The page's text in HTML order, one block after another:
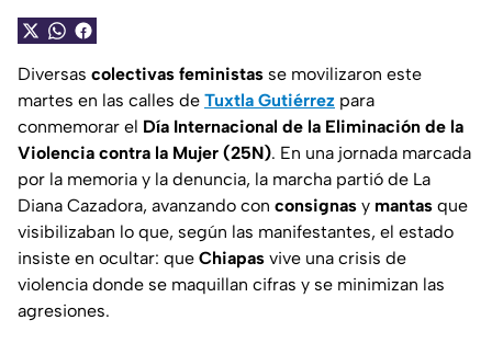
Diversas colectivas feministas se movilizaron este
martes en las calles de Tuxtla Gutiérrez para
conmemorar el Día Internacional de la Eliminación de la
Violencia contra la Mujer (25N). En una jornada marcada
por la memoria y la denuncia, la marcha partió de La
Diana Cazadora, avanzando con consignas y mantas que
visibilizaban lo que, según las manifestantes, el estado
insiste en ocultar: que Chiapas vive una crisis de
violencia donde se maquillan cifras y se minimizan las
agresiones.